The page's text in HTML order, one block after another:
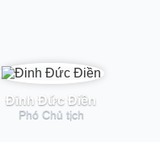
Đinh Đức Điền
Phó Chủ tịch